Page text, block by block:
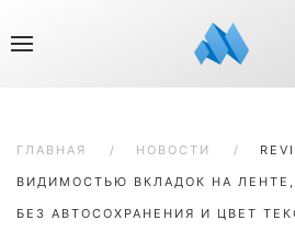
ГЛАВНАЯ НОВОСТИ
ВИДИМОСТЬЮ ВКЛАДОК НА
БЕЗ АВТОСОХРАНЕНИЯ И ЦВЕТ